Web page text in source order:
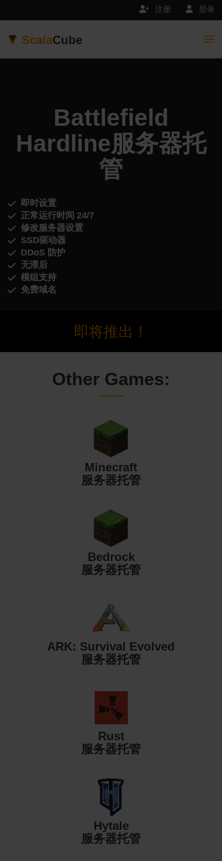
登录
注册
ScalaCube
Battlefield
Hardline服务器托
管
即时设置
正常运行时间 24/7
修改服务器设置
SSD驱动器
DDoS 防护
无滞后
模组支持
免费域名
即将推出！
Other Games:
Minecraft
服务器托管
Bedrock
服务器托管
ARK: Survival Evolved
服务器托管
Rust
服务器托管
Hytale
服务器托管